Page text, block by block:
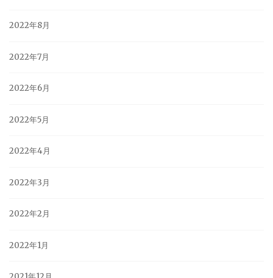
2022年8月
2022年7月
2022年6月
2022年5月
2022年4月
2022年3月
2022年2月
2022年1月